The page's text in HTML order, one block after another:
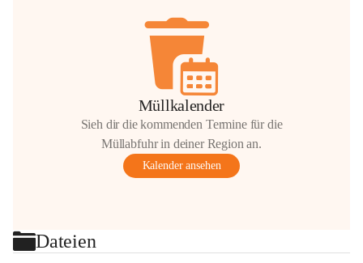
Müllkalender
Sieh dir die kommenden Termine für die
Müllabfuhr in deiner Region an.
Kalender ansehen
Dateien